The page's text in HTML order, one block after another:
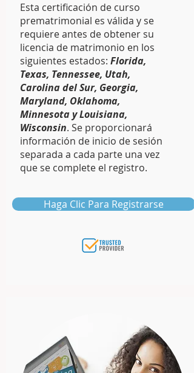
Esta certificación de curso
prematrimonial es válida y se
requiere antes de obtener su
licencia de matrimonio en los
siguientes estados: Florida,
Texas, Tennessee, Utah,
Carolina del Sur, Georgia,
Maryland, Oklahoma,
Minnesota y Louisiana,
Wisconsin. Se proporcionará
información de inicio de sesión
separada a cada parte una vez
que se complete el registro.
Haga Clic Para Registrarse